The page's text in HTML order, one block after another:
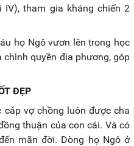
IV), tham gia kháng chiến 2
họ Ngô vươn lên trong học
quyền địa phương, góp
ĐẸP
căp vợ chồng luôn được cha
thuận của con cái. Và có
mãn đời. Dòng họ Ngô ở